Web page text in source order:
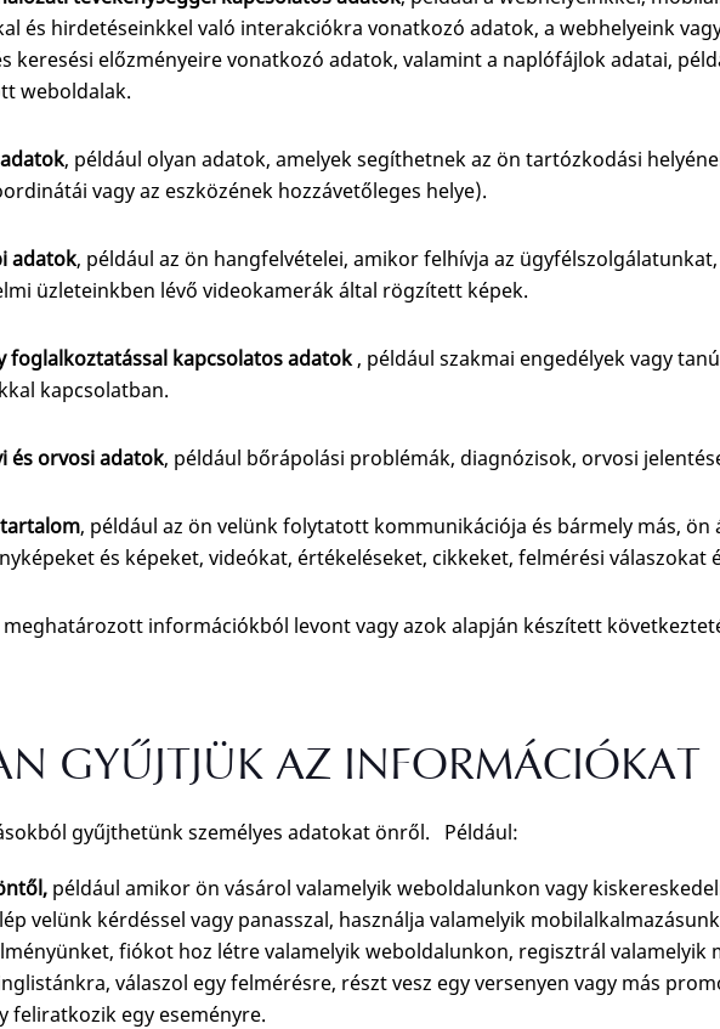
és hirdetéseinkkel való interakciókra vonatkozó adatok, a webhelyeink
keresési előzményeire vonatkozó adatok, valamint a naplófájlok adatai,
weboldalak.
, például olyan adatok, amelyek segíthetnek az ön tartózkodási
vagy az eszközének hozzávetőleges helye).
adatok, például az ön hangfelvételei, amikor felhívja az
üzleteinkben lévő videokamerák által rögzített képek.
foglalkoztatással kapcsolatos adatok, például szakmai engedélyek vagy
kapcsolatban.
és orvosi adatok, például bőrápolási problémák, diagnózisok, orvosi
, például az ön velünk folytatott kommunikációja és bármely más,
és képeket, videókat, értékeléseket, cikkeket, felmérési válaszokat
információkból levont vagy azok alapján készített
GYŰJTJÜK AZ INFORMÁCIÓKAT
gyűjthetünk személyes adatokat önről. Például:
például amikor ön vásárol valamelyik weboldalunkon vagy
velünk kérdéssel vagy panasszal, használja valamelyik
fiókot hoz létre valamelyik weboldalunkon, regisztrál
válaszol egy felmérésre, részt vesz egy versenyen vagy más
feliratkozik egy eseményre.